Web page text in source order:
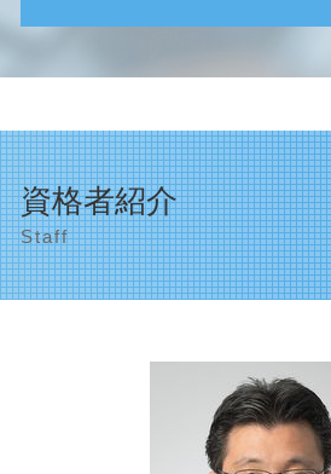
相続 売れない土地
相続税 税率
相続 親
相続 お金
相続税 払えない
遺産整理業務 税理士
生前贈与 非課税
事後対策 とは
顧問税理士 確定申告
国 創業支援 補助金
創業 不安
創業支援 助成金
確定申告 分離課税
決算申告 合同会社
創業助成金 個人事業主
個人事業主の開業届 確定申告
決算申告 法人税
品川区 事業計画の作成
相続税申告 品川区
品川区 確定申告
目黒区 確定申告
相続税申告 目黒区
品川区 助成金申請
遺産整理 品川区
相続税申告 渋谷区
遺産整理 世田谷区
資格者紹介
Staff